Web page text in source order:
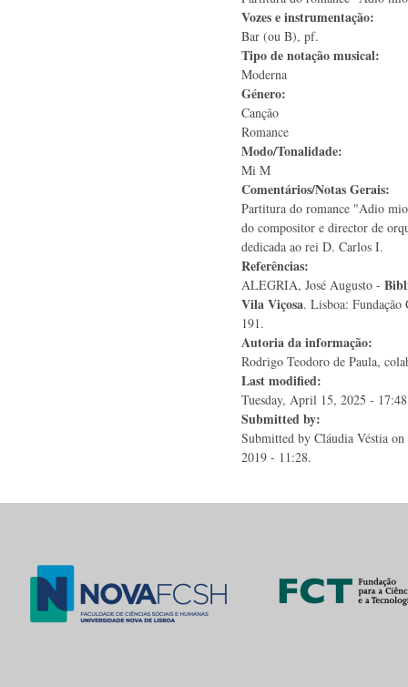
Vozes e instrumentação:
Bar (ou B), pf.
Tipo de notação musical:
Moderna
Género:
Canção
Romance
Modo/Tonalidade:
Mi M
Comentários/Notas Gerais:
Partitura do romance "Adio
do compositor e director de
dedicada ao rei D. Carlos I.
Referências:
ALEGRIA, José Augusto -
Vila Viçosa. Lisboa: Fundação
191.
Autoria da informação:
Rodrigo Teodoro de Paula,
Last modified:
Tuesday, April 15, 2025 - 17:48
Submitted by:
Submitted by Cláudia Véstia on
2019 - 11:28.